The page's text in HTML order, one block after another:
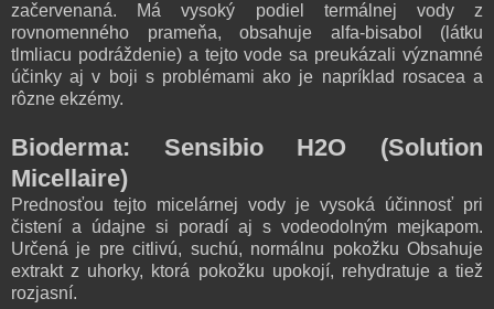
začervenaná. Má vysoký podiel termálnej vody z
rovnomenného prameňa, obsahuje alfa-bisabol (látku
tlmliacu podráždenie) a tejto vode sa preukázali významné
účinky aj v boji s problémami ako je napríklad rosacea a
rôzne ekzémy.
Bioderma: Sensibio H2O (Solution
Micellaire)
Prednosťou tejto micelárnej vody je vysoká účinnosť pri
čistení a údajne si poradí aj s vodeodolným mejkapom.
Určená je pre citlivú, suchú, normálnu pokožku Obsahuje
extrakt z uhorky, ktorá pokožku upokojí, rehydratuje a tiež
rozjasní.